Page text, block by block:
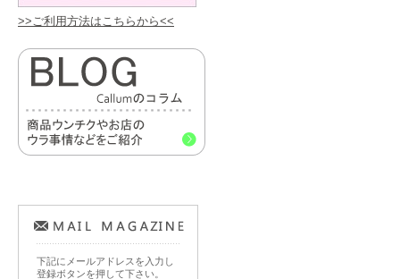
>>ご利用方法はこちらから<<
下記にメールアドレスを入力し
登録ボタンを押して下さい。